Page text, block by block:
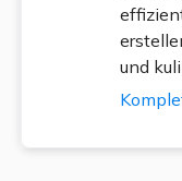
und